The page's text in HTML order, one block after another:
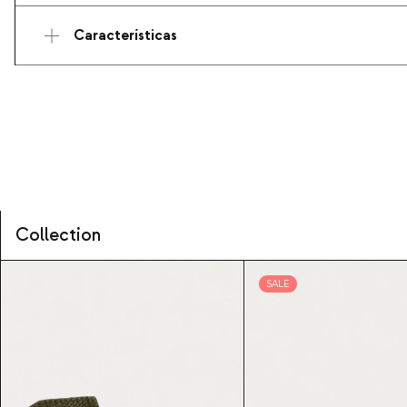
Características
Collection
SALE